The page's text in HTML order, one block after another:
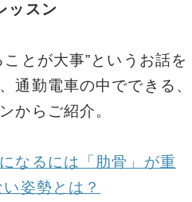
ッスン
とが大事”というお話を
通勤電車の中でできる、
からご紹介。
なるには「肋骨」が重
姿勢とは？